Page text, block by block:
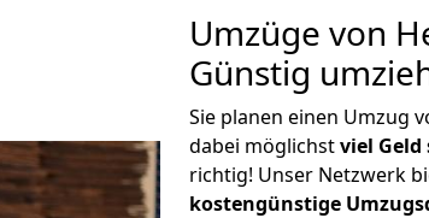
Umzüge von
Günstig
Sie planen einen Umzug
dabei möglichstviel Geld
richtig! Unser Netzwerk
kostengünstige